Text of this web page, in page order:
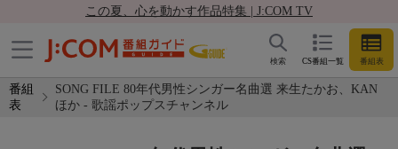
この夏、心を動かす作品特集 | J:COM TV
CS番組一覧 番組表
検索
番組
表
SONG FILE 80年代男性シンガー名曲選 来生たかお、KAN
ほか - 歌謡ポップスチャンネル